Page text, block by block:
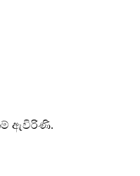
ඇවිරිණි.